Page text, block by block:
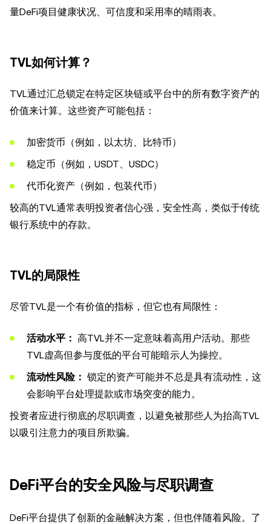
量DeFi项目健康状况、可信度和采用率的晴雨表。
TVL如何计算？
TVL通过汇总锁定在特定区块链或平台中的所有数字资产的
价值来计算。这些资产可能包括：
加密货币（例如，以太坊、比特币）
稳定币（例如，USDT、USDC）
代币化资产（例如，包装代币）
较高的TVL通常表明投资者信心强，安全性高，类似于传统
银行系统中的存款。
TVL的局限性
尽管TVL是一个有价值的指标，但它也有局限性：
活动水平： 高TVL并不一定意味着高用户活动。那些
TVL虚高但参与度低的平台可能暗示人为操控。
流动性风险： 锁定的资产可能并不总是具有流动性，这
会影响平台处理提款或市场突变的能力。
投资者应进行彻底的尽职调查，以避免被那些人为抬高TVL
以吸引注意力的项目所欺骗。
DeFi平台的安全风险与尽职调查
DeFi平台提供了创新的金融解决方案，但也伴随着风险。了